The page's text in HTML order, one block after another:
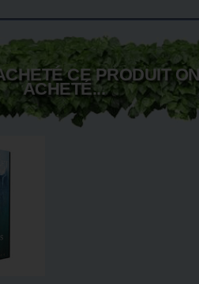
CE PRODUIT
ACHETÉ...